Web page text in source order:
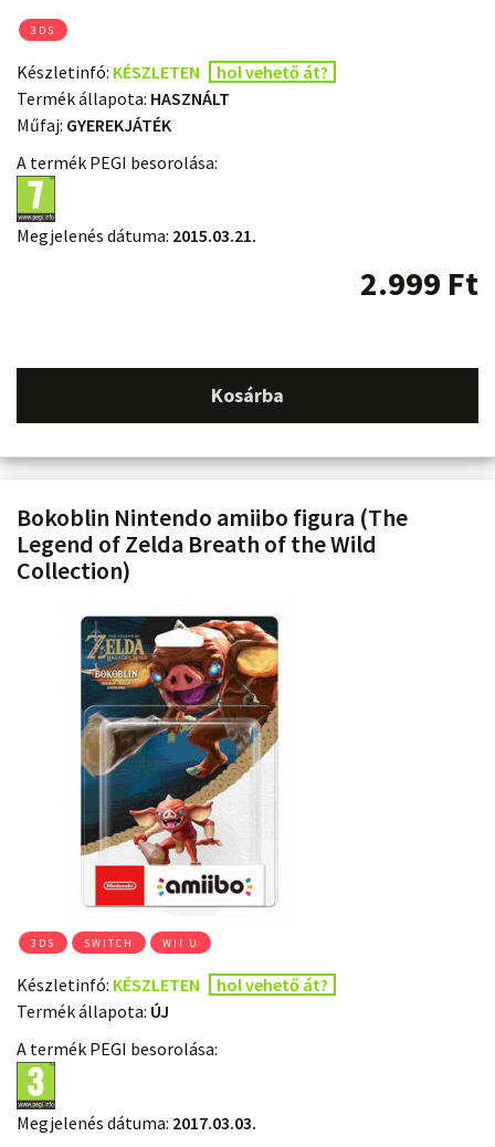
3DS
Készletinfó: KÉSZLETEN
hol vehető át?
Termék állapota: HASZNÁLT
Műfaj: GYEREKJÁTÉK
A termék PEGI besorolása:
Megjelenés dátuma: 2015.03.21.
2.999 Ft
Kosárba
Bokoblin Nintendo amiibo figura (The
Legend of Zelda Breath of the Wild
Collection)
3DS SWITCH WII U
Készletinfó: KÉSZLETEN
hol vehető át?
Termék állapota: ÚJ
A termék PEGI besorolása:
Megjelenés dátuma: 2017.03.03.